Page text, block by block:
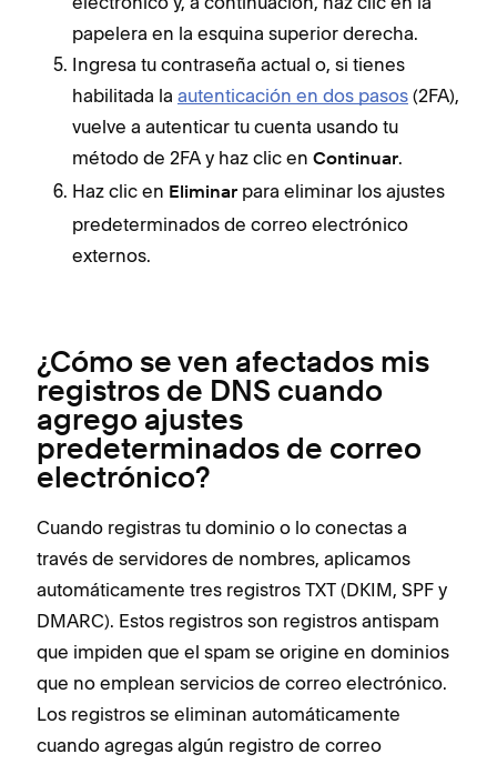
papelera en la esquina superior derecha.
Ingresa tu contraseña actual o, si tienes
habilitada la autenticación en dos pasos (2FA),
vuelve a autenticar tu cuenta usando tu
método de 2FA y haz clic en Continuar.
Haz clic en Eliminar para eliminar los ajustes
predeterminados de correo electrónico
externos.
¿Cómo se ven afectados mis
registros de DNS cuando
agrego ajustes
predeterminados de correo
electrónico?
Cuando registras tu dominio o lo conectas a
través de servidores de nombres, aplicamos
automáticamente tres registros TXT (DKIM, SPF y
DMARC). Estos registros son registros antispam
que impiden que el spam se origine en dominios
que no emplean servicios de correo electrónico.
Los registros se eliminan automáticamente
cuando agregas algún registro de correo